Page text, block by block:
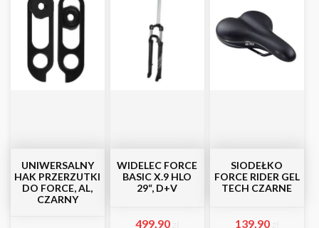
UNIWERSALNY
HAK PRZERZUTKI
DO FORCE, AL,
CZARNY
WIDELEC FORCE
BASIC X.9 HLO
29“, D+V
499,90
SIODEŁKO
FORCE RIDER GEL
TECH CZARNE
139,90